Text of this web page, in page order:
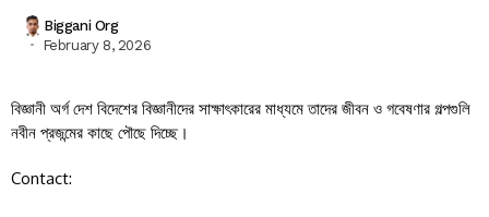
Biggani Org
February 8, 2026
বিজ্ঞানী অর্গ দেশ বিদেশের বিজ্ঞানীদের সাক্ষাৎকারের মাধ্যমে তাদের জীবন ও গবেষণার গল্পগুলি
নবীন প্রজন্মের কাছে পৌছে দিচ্ছে।
Contact: